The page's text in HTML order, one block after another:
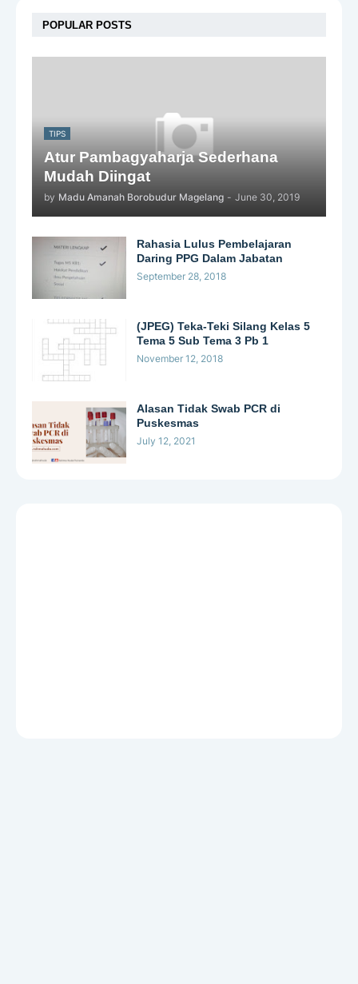
POPULAR POSTS
TIPS
Atur Pambagyaharja Sederhana
Mudah Diingat
by Madu Amanah Borobudur Magelang - June 30, 2019
Rahasia Lulus Pembelajaran
Daring PPG Dalam Jabatan
September 28, 2018
(JPEG) Teka-Teki Silang Kelas 5
Tema 5 Sub Tema 3 Pb 1
November 12, 2018
Alasan Tidak Swab PCR di
Puskesmas
July 12, 2021